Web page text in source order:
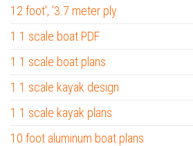
12 foot', '3.7 meter ply
1 1 scale boat PDF
1 1 scale boat plans
1 1 scale kayak design
1 1 scale kayak plans
10 foot aluminum boat plans